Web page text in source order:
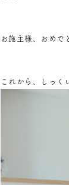
お施主様、おめで
これから、しっく